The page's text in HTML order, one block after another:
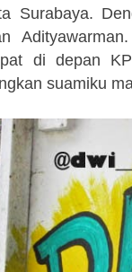
Surabaya.
di depan
suamiku